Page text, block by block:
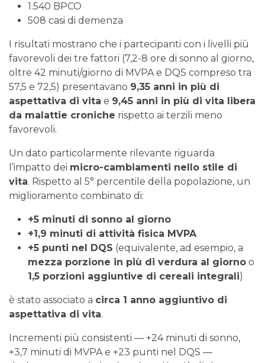
1.540 BPCO
508 casi di demenza
I risultati mostrano che i partecipanti con i livelli più
favorevoli dei tre fattori (7,2-8 ore di sonno al giorno,
oltre 42 minuti/giorno di MVPA e DQS compreso tra
57,5 e 72,5) presentavano 9,35 anni in più di
aspettativa di vita e 9,45 anni in più di vita libera
da malattie croniche rispetto ai terzili meno
favorevoli.
Un dato particolarmente rilevante riguarda
l’impatto dei micro-cambiamenti nello stile di
vita. Rispetto al 5° percentile della popolazione, un
miglioramento combinato di:
+5 minuti di sonno al giorno
+1,9 minuti di attività fisica MVPA
+5 punti nel DQS (equivalente, ad esempio, a
mezza porzione in più di verdura al giorno o
1,5 porzioni aggiuntive di cereali integrali)
è stato associato a circa 1 anno aggiuntivo di
aspettativa di vita.
Incrementi più consistenti — +24 minuti di sonno,
+3,7 minuti di MVPA e +23 punti nel DQS —